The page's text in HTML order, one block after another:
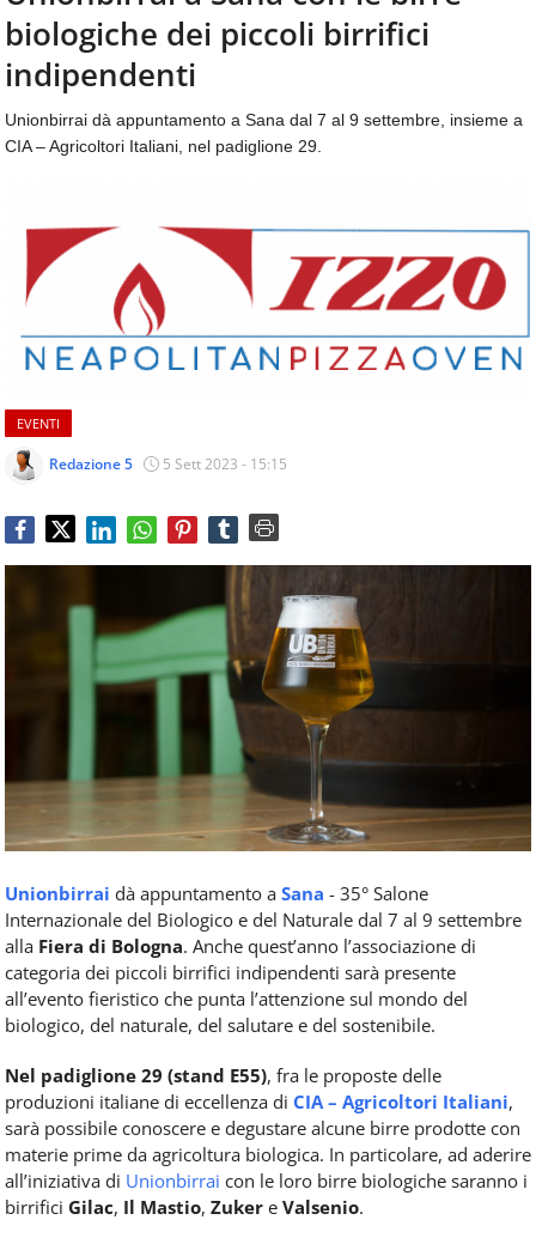
aggiornamenti
quotidiani
temi
come
ospitalità,
ristorazione,
beverage,
catering
e
quotidiani
sul
dell'alimentazione,
dei
consumi
del
Food
Service
CONTATTI
biologiche dei piccoli birrifici
indipendenti
Unionbirrai dà appuntamento a Sana dal 7 al 9 settembre, insieme a
CIA – Agricoltori Italiani, nel padiglione 29.
EVENTI
Redazione 5 5 Sett 2023 - 15:15
Unionbirrai dà appuntamento a Sana - 35° Salone
Internazionale del Biologico e del Naturale dal 7 al 9 settembre
alla Fiera di Bologna. Anche quest’anno l’associazione di
categoria dei piccoli birrifici indipendenti sarà presente
all’evento fieristico che punta l’attenzione sul mondo del
biologico, del naturale, del salutare e del sostenibile.
Nel padiglione 29 (stand E55), fra le proposte delle
produzioni italiane di eccellenza di CIA – Agricoltori Italiani,
sarà possibile conoscere e degustare alcune birre prodotte con
materie prime da agricoltura biologica. In particolare, ad aderire
all’iniziativa di Unionbirrai con le loro birre biologiche saranno i
birrifici Gilac, Il Mastio, Zuker e Valsenio.